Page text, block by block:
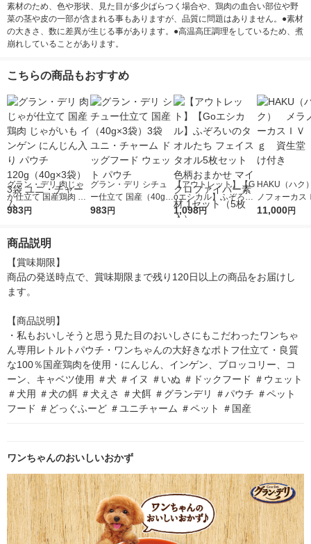
素材のため、色や形状、見た目が多少ばらつく場合や、鶏肉の血合い部位や野
菜の茎や皮の一部が含まれる事もありますが、品質に問題はありません。●素材
の大きさ、数に差異が生じる事があります。●高温高圧調理をしているため、煮
崩れしていることがあります。
こちらの商品もおすすめ
グラン・デリ 肉じゃ
が仕立て 国産鶏肉 じ
ゃがいも インゲン に
ニ・チャーム
983円
グラン・デリ シチュ
ー仕立て 国産（40g×
3袋）3袋 ユニ・チャ
983円
【アウトレット】【G
oエシカル】ふぞろい
のタオルたち フェイ
1,098円
HAKU（ハ
ノフォーカ
5ｇ 資生堂
11,000円
商品説明
【賞味期限】
商品の発送時点で、賞味期限まで残り120日以上の商品をお届けし
ます。
【商品説明】
・私もおいしそうと思う見た目のおいしさにもこだわったワンちゃ
ん専用レトルトパウチ・ワンちゃんの大好きなポトフ仕立て・良質
な100％国産鶏肉を使用・にんじん、インゲン、ブロッコリー、コ
ーン、キャベツ使用 ＃犬 ＃イヌ ＃いぬ ＃ドックフード ＃ウェット
＃犬用 ＃犬の餌 ＃犬えさ ＃犬餌 ＃グランデリ ＃パウチ ＃ペット
フード ＃どっぐふーど ＃ユニチャーム ＃ペット ＃国産
ワンちゃんのおいしいおかず